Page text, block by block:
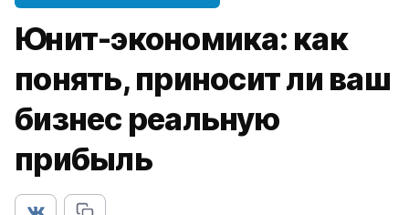
Юнит-экономика: как
понять, приносит ли ваш
бизнес реальную
прибыль